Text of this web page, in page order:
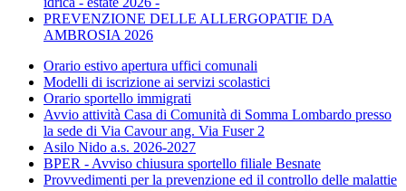
PREVENZIONE DELLE ALLERGOPATIE DA
AMBROSIA 2026
Orario estivo apertura uffici comunali
Modelli di iscrizione ai servizi scolastici
Orario sportello immigrati
Avvio attività Casa di Comunità di Somma Lombardo presso
la sede di Via Cavour ang. Via Fuser 2
Asilo Nido a.s. 2026-2027
BPER - Avviso chiusura sportello filiale Besnate
Provvedimenti per la prevenzione ed il controllo delle malattie